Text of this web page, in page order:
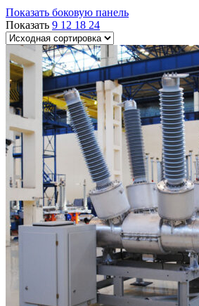
Показать боковую панель
Показать 9 12 18 24